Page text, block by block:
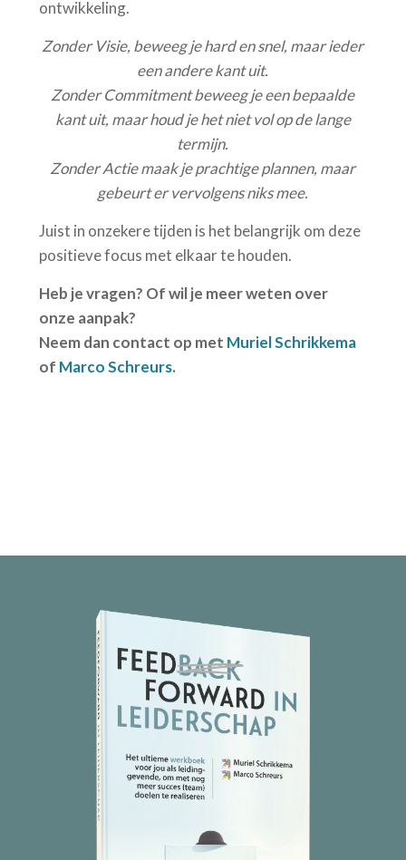
ontwikkeling.
Zonder Visie, beweeg je hard en snel, maar ieder
een andere kant uit.
Zonder Commitment beweeg je een bepaalde
kant uit, maar houd je het niet vol op de lange
termijn.
Zonder Actie maak je prachtige plannen, maar
gebeurt er vervolgens niks mee.
Juist in onzekere tijden is het belangrijk om deze
positieve focus met elkaar te houden.
Heb je vragen? Of wil je meer weten over
onze aanpak?
Neem dan contact op met Muriel Schrikkema
of Marco Schreurs.